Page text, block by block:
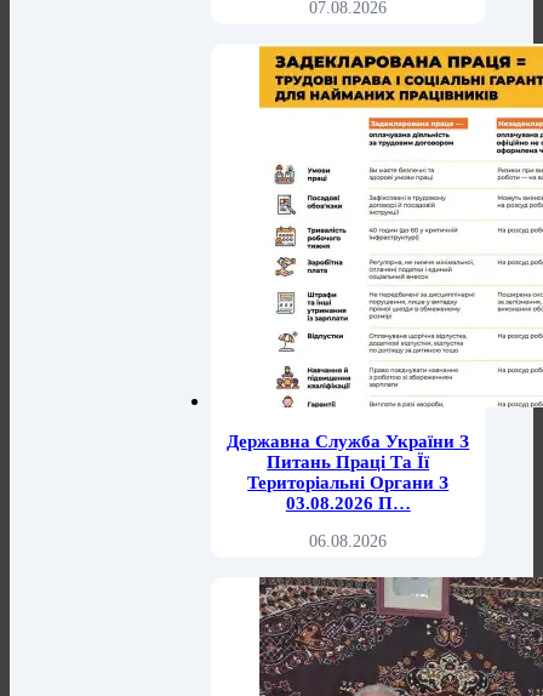
07.08.2026
Державна Служба України З
Питань Праці Та Її
Територіальні Органи З
03.08.2026 П…
06.08.2026